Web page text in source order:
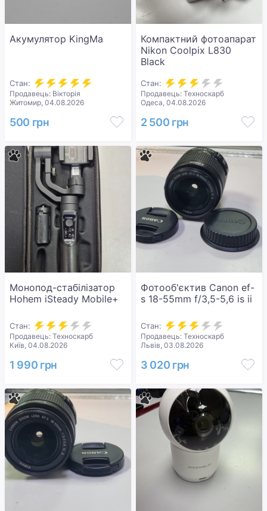
Акумулятор KingMa
Стан:
Продавець: Вікторія
Житомир, 04.08.2026
500 грн
Компактний фотоапарат
Nikon Coolpix L830
Black
Стан:
Продавець: Техноскарб
Одеса, 04.08.2026
2 500 грн
Монопод-стабілізатор
Hohem iSteady Mobile+
Стан:
Продавець: Техноскарб
Київ, 04.08.2026
1 990 грн
Фотооб'єктив Canon ef-
s 18-55mm f/3,5-5,6 is ii
Стан:
Продавець: Техноскарб
Львів, 03.08.2026
3 020 грн